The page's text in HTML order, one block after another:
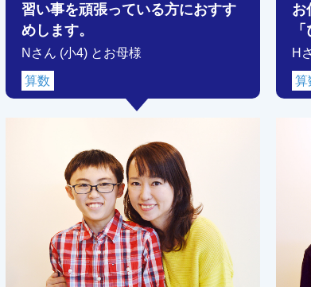
習い事を頑張っている方におすす
めします。
Nさん (小4) とお母様
算数
お
H
算